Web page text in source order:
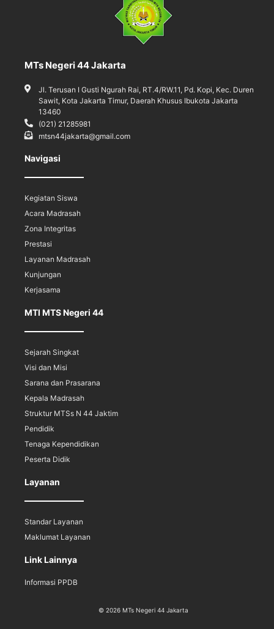
MTs Negeri 44 Jakarta
Jl. Terusan I Gusti Ngurah Rai, RT.4/RW.11, Pd. Kopi, Kec. Duren
Sawit, Kota Jakarta Timur, Daerah Khusus Ibukota Jakarta
13460
(021) 21285981
mtsn44jakarta@gmail.com
Navigasi
Kegiatan Siswa
Acara Madrasah
Zona Integritas
Prestasi
Layanan Madrasah
Kunjungan
Kerjasama
MTI MTS Negeri 44
Sejarah Singkat
Visi dan Misi
Sarana dan Prasarana
Kepala Madrasah
Struktur MTSs N 44 Jaktim
Pendidik
Tenaga Kependidikan
Peserta Didik
Layanan
Standar Layanan
Maklumat Layanan
Link Lainnya
Informasi PPDB
© 2026 MTs Negeri 44 Jakarta